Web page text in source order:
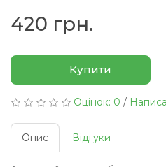
420 грн.
Купити
Оцінок: 0 /
Опис Відгуки